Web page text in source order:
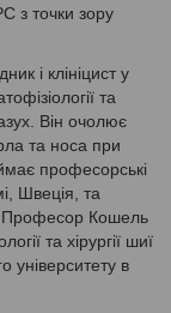
з точки зору
і клініцист у
та
Він очолює
та носа при
професорські
Швеція, та
Професор Кошель
та хірургії шиї
університету в